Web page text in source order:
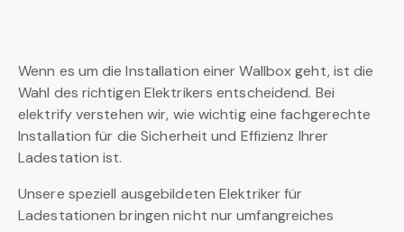
Wenn es um die Installation einer Wallbox geht, ist die
Wahl des richtigen Elektrikers entscheidend. Bei
elektrify verstehen wir, wie wichtig eine fachgerechte
Installation für die Sicherheit und Effizienz Ihrer
Ladestation ist.
Unsere speziell ausgebildeten Elektriker für
Ladestationen bringen nicht nur umfangreiches